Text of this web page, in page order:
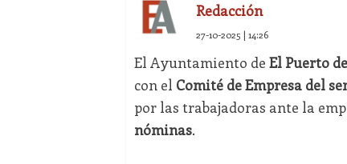
Redacción
27-10-2025 | 14:26
El Ayuntamiento de El Puerto
con el Comité de Empresa del
por las trabajadoras ante la
nóminas.